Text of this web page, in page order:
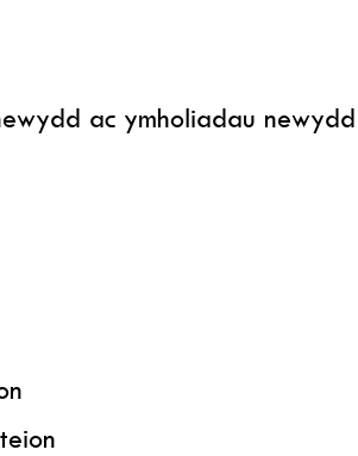
ac ymholiadau newydd